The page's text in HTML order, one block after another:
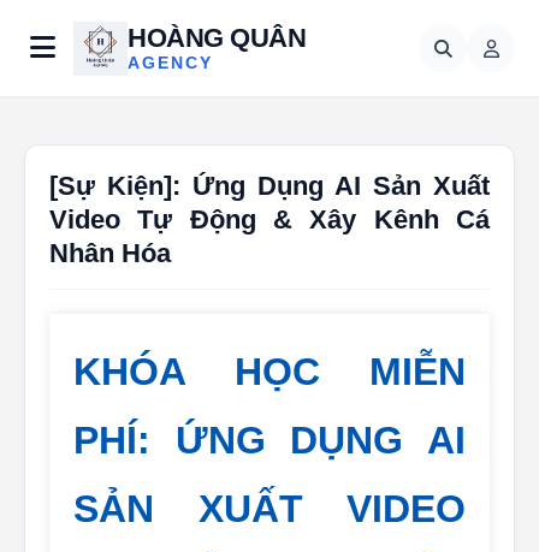
HOÀNG QUÂN
AGENCY
[Sự Kiện]: Ứng Dụng AI Sản Xuất
Video Tự Động & Xây Kênh Cá
Nhân Hóa
KHÓA HỌC MIỄN
PHÍ: ỨNG DỤNG AI
SẢN XUẤT VIDEO